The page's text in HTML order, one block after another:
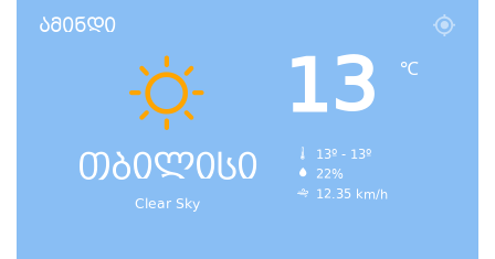
ამინდი
თბილისი
Clear Sky
13 ℃
13º - 13º
22%
12.35 km/h